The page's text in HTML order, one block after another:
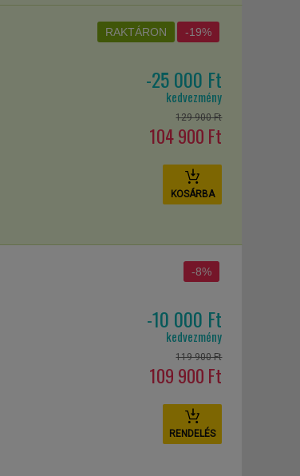
-25 000 Ft
kedvezmény
129 900 Ft
104 900 Ft
KOSÁRBA
-19%
RAKTÁRON
-10 000 Ft
kedvezmény
119 900 Ft
109 900 Ft
RENDELÉS
-8%